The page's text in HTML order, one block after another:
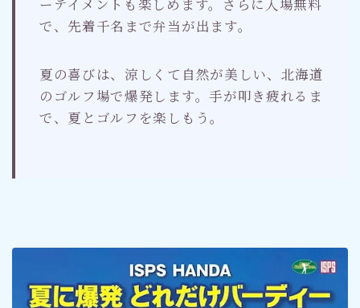
で、先着千名まで弁当が出ます。
夏の喜びは、涼しくて自然が美しい、北海道
のゴルフ場で爆発します。手が叩き疲れるま
で、夏とゴルフを楽しもう。